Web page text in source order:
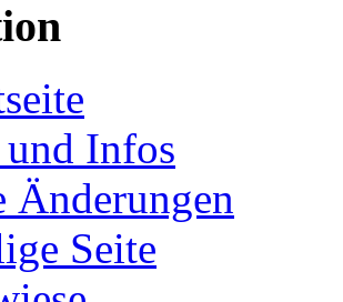
Infos
Änderungen
Seite